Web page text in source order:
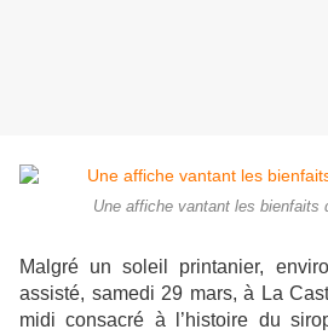
Une affiche vantant les bienfaits
Malgré un soleil printanier,
assisté, samedi 29 mars, à La
midi consacré à l’histoire du